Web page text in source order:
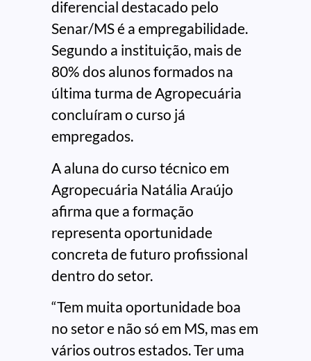
diferencial destacado pelo
Senar/MS é a empregabilidade.
Segundo a instituição, mais de
80% dos alunos formados na
última turma de Agropecuária
concluíram o curso já
empregados.
A aluna do curso técnico em
Agropecuária Natália Araújo
afirma que a formação
representa oportunidade
concreta de futuro profissional
dentro do setor.
“Tem muita oportunidade boa
no setor e não só em MS, mas em
vários outros estados. Ter uma